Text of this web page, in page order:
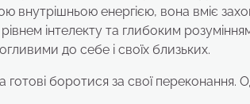
внутрішньою енергією, вона вміє
інтелекту та глибоким
до себе і своїх близьких.
боротися за свої переконання.